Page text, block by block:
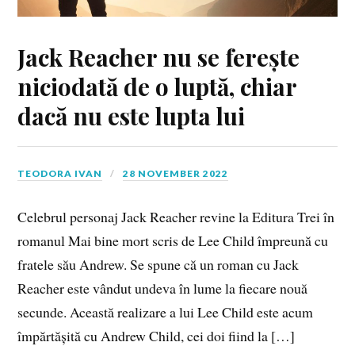
Jack Reacher nu se ferește
niciodată de o luptă, chiar
dacă nu este lupta lui
TEODORA IVAN 28 NOVEMBER 2022
Celebrul personaj Jack Reacher revine la Editura Trei în
romanul Mai bine mort scris de Lee Child împreună cu
fratele său Andrew. Se spune că un roman cu Jack
Reacher este vândut undeva în lume la fiecare nouă
secunde. Această realizare a lui Lee Child este acum
împărtășită cu Andrew Child, cei doi fiind la […]